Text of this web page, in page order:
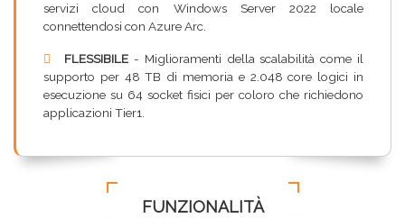
servizi cloud con Windows Server 2022 locale
connettendosi con Azure Arc.
FLESSIBILE - Miglioramenti della scalabilità come il
supporto per 48 TB di memoria e 2.048 core logici in
esecuzione su 64 socket fisici per coloro che richiedono
applicazioni Tier1.
FUNZIONALITÀ